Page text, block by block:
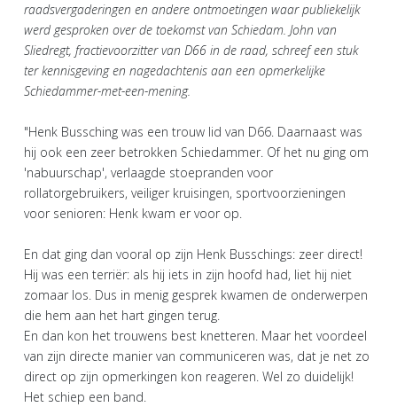
raadsvergaderingen en andere ontmoetingen waar publiekelijk
werd gesproken over de toekomst van Schiedam. John van
Sliedregt, fractievoorzitter van D66 in de raad, schreef een stuk
ter kennisgeving en nagedachtenis aan een opmerkelijke
Schiedammer-met-een-mening.
"Henk Bussching was een trouw lid van D66. Daarnaast was
hij ook een zeer betrokken Schiedammer. Of het nu ging om
'nabuurschap', verlaagde stoepranden voor
rollatorgebruikers, veiliger kruisingen, sportvoorzieningen
voor senioren: Henk kwam er voor op.
En dat ging dan vooral op zijn Henk Busschings: zeer direct!
Hij was een terriër: als hij iets in zijn hoofd had, liet hij niet
zomaar los. Dus in menig gesprek kwamen de onderwerpen
die hem aan het hart gingen terug.
En dan kon het trouwens best knetteren. Maar het voordeel
van zijn directe manier van communiceren was, dat je net zo
direct op zijn opmerkingen kon reageren. Wel zo duidelijk!
Het schiep een band.